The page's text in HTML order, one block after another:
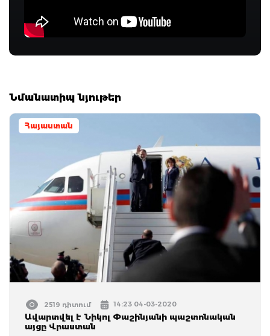
Նմանատիպ նյութեր
Հայաստան
2519 դիտում 14:23 04-03-2020
Ավարտվել է Նիկոլ Փաշինյանի պաշտոնական
այցը Վրաստան